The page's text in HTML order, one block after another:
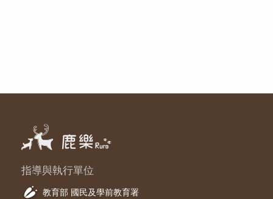
指導與執行單位
教育部 國民及學前教育署